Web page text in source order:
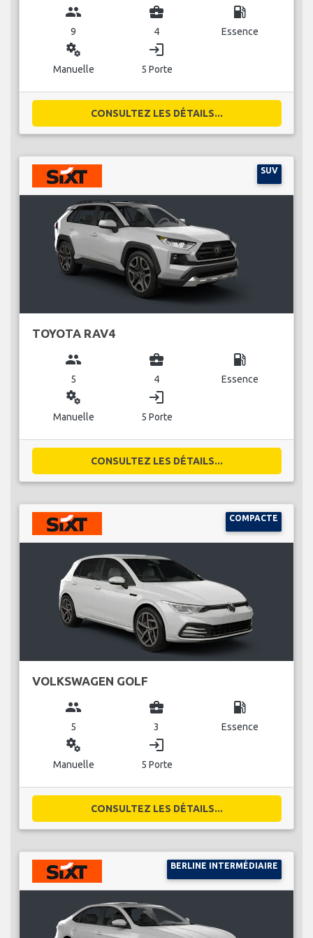
group
9
business_center
4
local_gas_station
Essence
miscellaneous_services
Manuelle
login
5 Porte
CONSULTEZ LES DÉTAILS...
SUV
TOYOTA RAV4
group
5
business_center
4
local_gas_station
Essence
miscellaneous_services
Manuelle
login
5 Porte
CONSULTEZ LES DÉTAILS...
COMPACTE
VOLKSWAGEN GOLF
group
5
business_center
3
local_gas_station
Essence
miscellaneous_services
Manuelle
login
5 Porte
CONSULTEZ LES DÉTAILS...
BERLINE INTERMÉDIAIRE